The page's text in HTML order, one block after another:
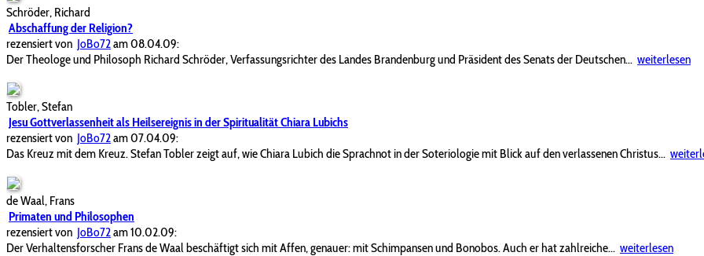
Schröder, Richard
Abschaffung der Religion?
rezensiert von JoBo72am 08.04.09:
Der Theologe und Philosoph Richard Schröder, Verfassungsrichter des Landes Brandenburg und Präsident des Senats der Deutschen... weiterlesen
Tobler, Stefan
Jesu Gottverlassenheit als Heilsereignis in der Spiritualität Chiara Lubichs
rezensiert von JoBo72am 07.04.09:
Das Kreuz mit dem Kreuz. Stefan Tobler zeigt auf, wie Chiara Lubich die Sprachnot in der Soteriologie mit Blick auf den verlassenen Christus...
de Waal, Frans
Primaten und Philosophen
rezensiert von JoBo72am 10.02.09:
Der Verhaltensforscher Frans de Waal beschäftigt sich mit Affen, genauer: mit Schimpansen und Bonobos. Auch er hat zahlreiche... weiterlesen